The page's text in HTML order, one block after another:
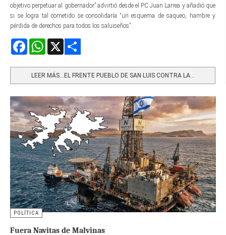
objetivo perpetuar al gobernador” advirtió desde el PC Juan Larrea y añadió que
si se logra tal cometido se consolidaría “un esquema de saqueo, hambre y
pérdida de derechos para todos los saluiseños”.
FacebookWhatsApp
LEER MÁS…EL FRENTE PUEBLO DE SAN LUIS CONTRA LA...
POLÍTICA
Fuera Navitas de Malvinas